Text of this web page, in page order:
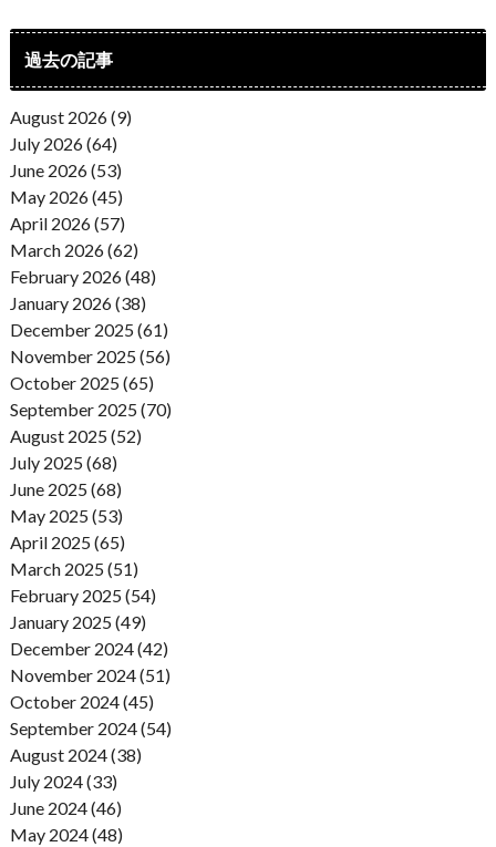
過去の記事
August 2026 (9)
July 2026 (64)
June 2026 (53)
May 2026 (45)
April 2026 (57)
March 2026 (62)
February 2026 (48)
January 2026 (38)
December 2025 (61)
November 2025 (56)
October 2025 (65)
September 2025 (70)
August 2025 (52)
July 2025 (68)
June 2025 (68)
May 2025 (53)
April 2025 (65)
March 2025 (51)
February 2025 (54)
January 2025 (49)
December 2024 (42)
November 2024 (51)
October 2024 (45)
September 2024 (54)
August 2024 (38)
July 2024 (33)
June 2024 (46)
May 2024 (48)